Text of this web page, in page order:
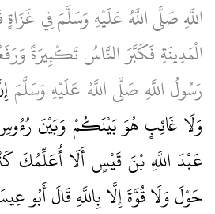
اللَّهِ صَلَّى اللَّهُ عَلَيْهِ وَسَلَّمَ فِي غَزَاةٍ
الْمَدِينَةِ فَكَبَّرَ النَّاسُ تَكْبِيرَةً
رَسُولُ اللَّهِ صَلَّى اللَّهُ عَلَيْهِ وَسَلَّمَ
وَلَا غَائِبٍ هُوَ بَيْنَكُمْ وَبَيْنَ
عَبْدَ اللَّهِ بْنَ قَيْسٍ أَلَا أُعَلِّمُكَ
حَوْلَ وَلَا قُوَّةَ إِلَّا بِاللَّهِ قَالَ